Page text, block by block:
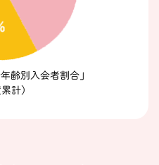
齢別入会者割合」
計）